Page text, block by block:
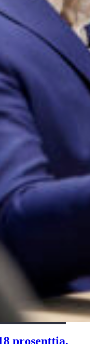
prosenttia,